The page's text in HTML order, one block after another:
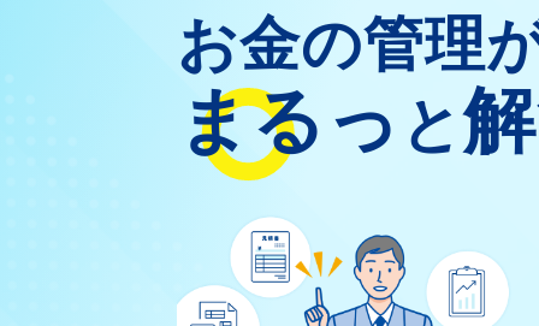
お金の管理
まるっ と